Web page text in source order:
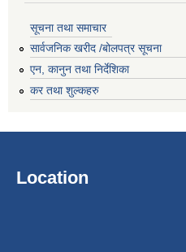
सूचना तथा समाचार
सार्वजनिक खरीद /बोलपत्र सूचना
एन, कानुन तथा निर्देशिका
कर तथा शुल्कहरु
Location